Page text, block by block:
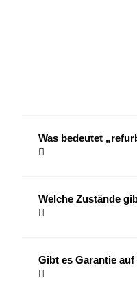
Was bedeutet
Welche Zustände
Gibt es Garantie